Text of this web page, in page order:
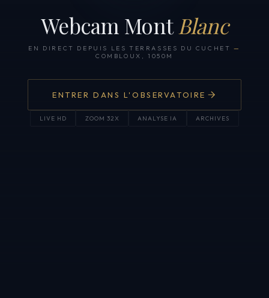
Webcam Mont Blanc
EN DIRECT DEPUIS LES TERRASSES DU CUCHET —
COMBLOUX, 1050M
ENTRER DANS L'OBSERVATOIRE
LIVE HD ZOOM 32X ANALYSE IA ARCHIVES